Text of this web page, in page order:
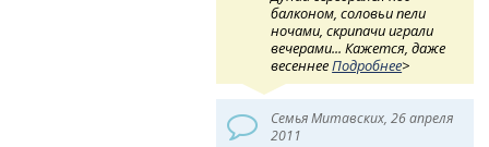
балконом, соловьи пели
ночами, скрипачи играли
вечерами... Кажется, даже
весеннееПодробнее>
Семья Митавских, 26 апреля
2011